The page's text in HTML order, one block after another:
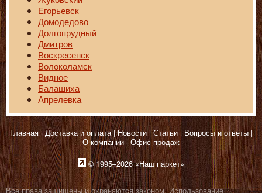
Егорьевск
Домодедово
Долгопрудный
Дмитров
Воскресенск
Волоколамск
Видное
Балашиха
Апрелевка
Главная Доставка и оплата Новости Статьи
Вопросы и ответы
О компании Офис продаж
© 1995–2026 «Наш паркет»
Все права защищены и охраняются законом. Использование